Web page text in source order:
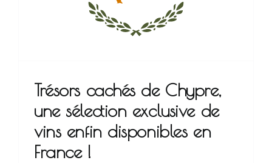
Trésors cachés de Chypre,
une sélection exclusive de
vins enfin disponibles en
France !